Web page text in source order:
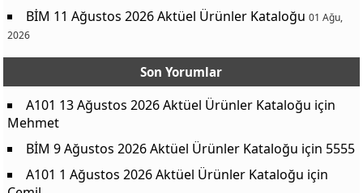
Kristal Saksı Çeşitleri 3,25 L
39,95 TL
Çiçek Toprağı
Orkide Toprağı
29,95 TL
Rattan Desen Koltuk
499,00 TL
Plastik Koltuk
149,00 TL
BİM 11 Ağustos 2026 Aktüel Ürünler Kataloğu 01 Ağu,
2026
Son Yorumlar
A101 13 Ağustos 2026 Aktüel Ürünler Kataloğu için
Mehmet
BİM 9 Ağustos 2026 Aktüel Ürünler Kataloğu için 5555
A101 1 Ağustos 2026 Aktüel Ürünler Kataloğu için